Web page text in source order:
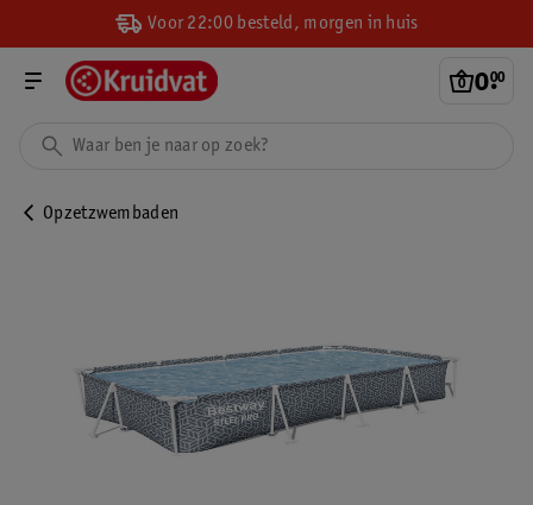
Voor 22:00 besteld, morgen in huis
0.
00
Opzetzwembaden